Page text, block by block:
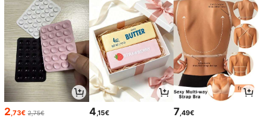
2,73€ 2,75€ 4,15€ 7,49€